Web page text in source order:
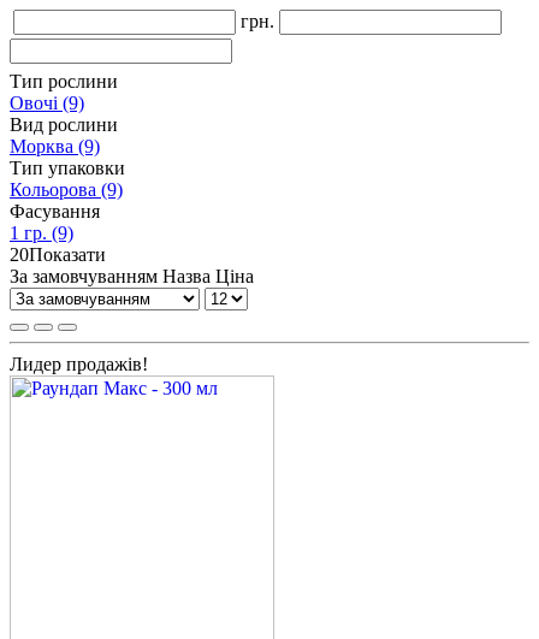
грн.
Тип рослини
Овочі (9)
Вид рослини
Морква (9)
Тип упаковки
Кольорова (9)
Фасування
1 гр. (9)
20Показати
За замовчуванням Назва Ціна
Лидер продажів!